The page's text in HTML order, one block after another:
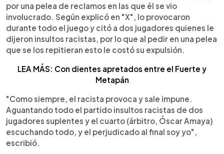
por una pelea de reclamos en las que él se vio
involucrado. Según explicó en "X", lo provocaron
durante todo el juego y citó a dos jugadores quienes le
dijeron insultos racistas, por lo que al pedir en una pelea
que se los repitieran esto le costó su expulsión.
LEA MÁS: Con dientes apretados entre el Fuerte y
Metapán
"Como siempre, el racista provoca y sale impune.
Aguantando todo el partido insultos racistas de dos
jugadores suplentes y el cuarto (árbitro, Óscar Amaya)
escuchando todo, y el perjudicado al final soy yo",
escribió.